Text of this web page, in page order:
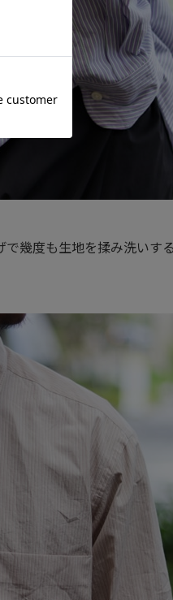
幾度も生地を揉み洗いす